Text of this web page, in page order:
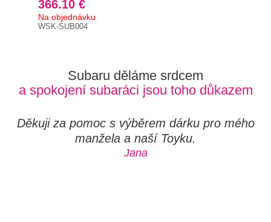
366.10 €
Na objednávku
WSK-SUB004
Subaru děláme srdcem
a spokojení subaráci jsou toho důkazem
Děkuji za pomoc s výběrem dárku pro mého
manžela a naší Toyku.
Jana